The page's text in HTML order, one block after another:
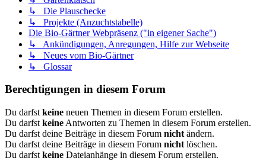
↳ Die Plauschecke
↳ Projekte (Anzuchtstabelle)
Die Bio-Gärtner Webpräsenz ("in eigener Sache")
↳ Ankündigungen, Anregungen, Hilfe zur Webseite
↳ Neues vom Bio-Gärtner
↳ Glossar
Berechtigungen in diesem Forum
Du darfst keine neuen Themen in diesem Forum erstellen.
Du darfst keine Antworten zu Themen in diesem Forum erstellen.
Du darfst deine Beiträge in diesem Forum nicht ändern.
Du darfst deine Beiträge in diesem Forum nicht löschen.
Du darfst keine Dateianhänge in diesem Forum erstellen.